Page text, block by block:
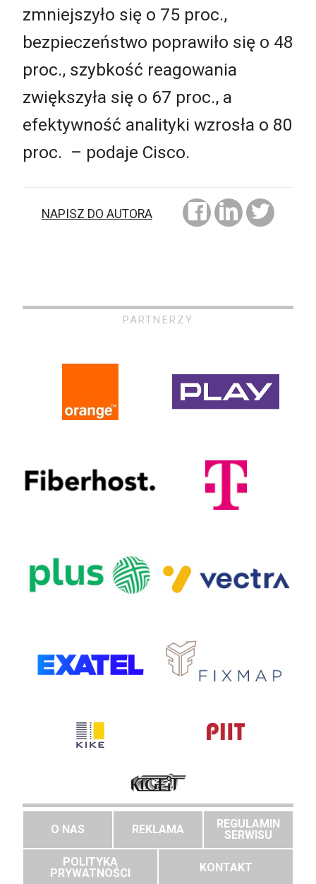
zmniejszyło się o 75 proc.,
bezpieczeństwo poprawiło się o 48
proc., szybkość reagowania
zwiększyła się o 67 proc., a
efektywność analityki wzrosła o 80
proc. – podaje Cisco.
NAPISZ DO AUTORA
PARTNERZY
O NAS REKLAMA
REGULAMIN
SERWISU
POLITYKA
PRYWATNOŚCI
KONTAKT